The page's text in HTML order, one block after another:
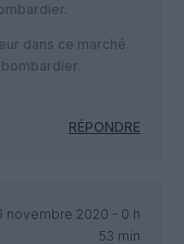
dans ce marché.
RÉPONDRE
novembre 2020 - 0 h
53 min